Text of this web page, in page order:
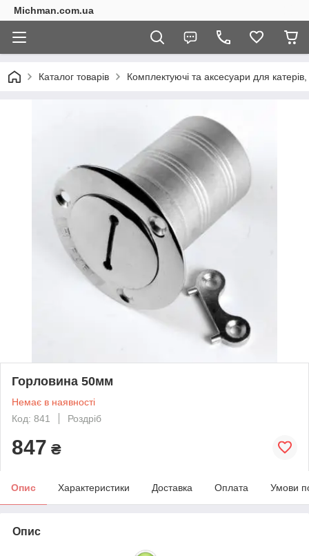
Michman.com.ua
Каталог товарів Комплектуючі та аксесуари для
Горловина 50мм
Немає в наявності
Код: 841
Роздріб
847 ₴
Опис Характеристики Доставка Оплата Умови
Опис